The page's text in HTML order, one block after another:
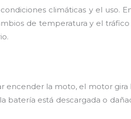
climáticas y el uso.
de temperatura y el
encender la moto, el motor
batería está descargada o